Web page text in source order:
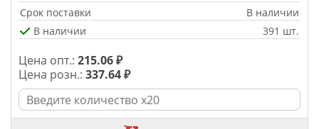
Срок поставки
В наличии
В наличии
391 шт.
Цена опт.: 215.06 ₽
Цена розн.: 337.64 ₽